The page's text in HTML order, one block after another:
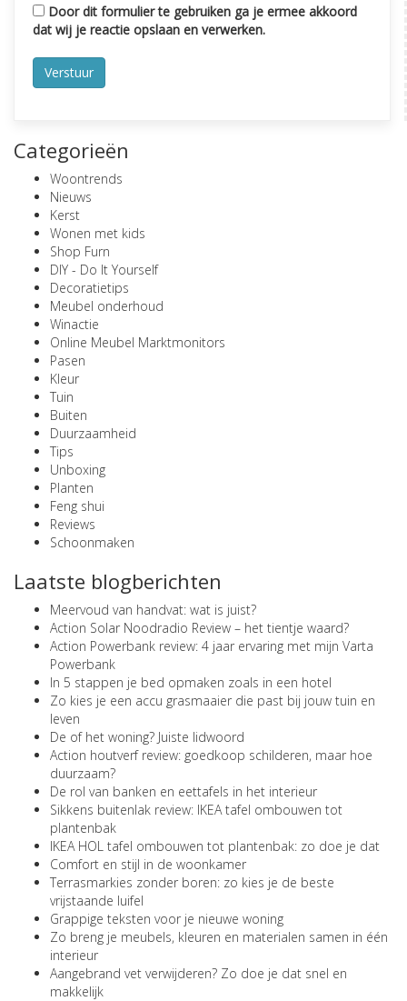
Door dit formulier te gebruiken ga je ermee akkoord
dat wij je reactie opslaan en verwerken.
Categorieën
Woontrends
Nieuws
Kerst
Wonen met kids
Shop Furn
DIY - Do It Yourself
Decoratietips
Meubel onderhoud
Winactie
Online Meubel Marktmonitors
Pasen
Kleur
Tuin
Buiten
Duurzaamheid
Tips
Unboxing
Planten
Feng shui
Reviews
Schoonmaken
Laatste blogberichten
Meervoud van handvat: wat is juist?
Action Solar Noodradio Review – het tientje waard?
Action Powerbank review: 4 jaar ervaring met mijn Varta
Powerbank
In 5 stappen je bed opmaken zoals in een hotel
Zo kies je een accu grasmaaier die past bij jouw tuin en
leven
De of het woning? Juiste lidwoord
Action houtverf review: goedkoop schilderen, maar hoe
duurzaam?
De rol van banken en eettafels in het interieur
Sikkens buitenlak review: IKEA tafel ombouwen tot
plantenbak
IKEA HOL tafel ombouwen tot plantenbak: zo doe je dat
Comfort en stijl in de woonkamer
Terrasmarkies zonder boren: zo kies je de beste
vrijstaande luifel
Grappige teksten voor je nieuwe woning
Zo breng je meubels, kleuren en materialen samen in één
interieur
Aangebrand vet verwijderen? Zo doe je dat snel en
makkelijk